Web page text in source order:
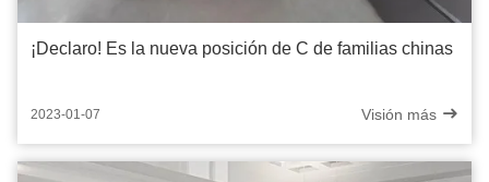
¡Declaro! Es la nueva posición de C de familias chinas
2023-01-07 Visión más